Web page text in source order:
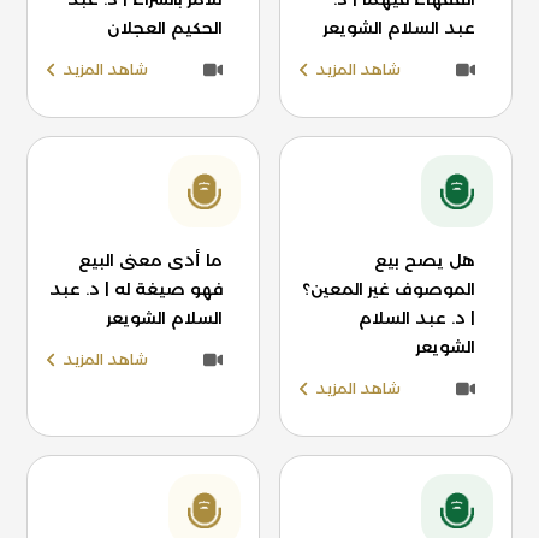
عبد السلام الشويعر
شاهد المزيد
الحكيم العجلان
شاهد المزيد
هل يصح بيع
الموصوف غير المعين؟
| د. عبد السلام
الشويعر
شاهد المزيد
ما أدى معنى البيع
فهو صيغة له | د. عبد
السلام الشويعر
شاهد المزيد